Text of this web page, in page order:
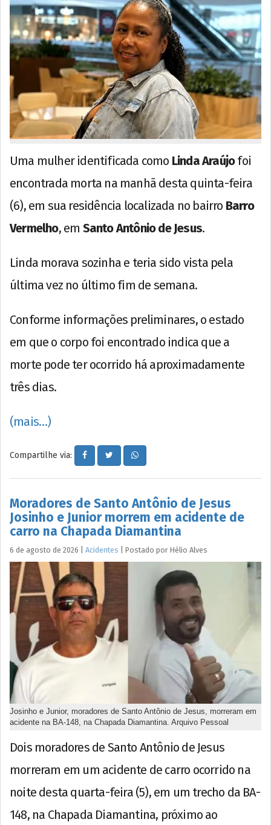
Uma mulher identificada como Linda Araújofoi
encontrada morta na manhã desta quinta-feira
(6), em sua residência localizada no bairro Barro
Vermelho, em Santo Antônio de Jesus.
Linda morava sozinha e teria sido vista pela
última vez no último fim de semana.
Conforme informações preliminares, o estado
em que o corpo foi encontrado indica que a
morte pode ter ocorrido há aproximadamente
três dias.
(mais…)
Compartilhe via:
Moradores de Santo Antônio de Jesus
Josinho e Junior morrem em acidente de
carro na Chapada Diamantina
6 de agosto de 2026 Acidentes Postado por Hélio Alves
Josinho e Junior, moradores de Santo Antônio de Jesus, morreram em
acidente na BA-148, na Chapada Diamantina. Arquivo Pessoal
Dois moradores de Santo Antônio de Jesus
morreram em um acidente de carro ocorrido na
noite desta quarta-feira (5), em um trecho da BA-
148, na Chapada Diamantina, próximo ao